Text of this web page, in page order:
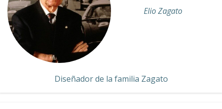
Elio Zagato
Diseñador de la familia Zagato